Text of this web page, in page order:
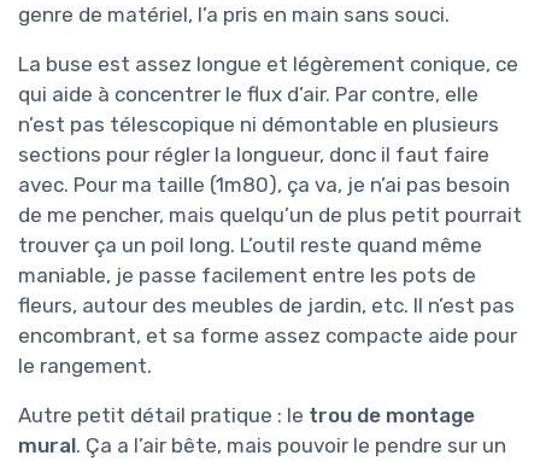
genre de matériel, l’a pris en main sans souci.
La buse est assez longue et légèrement conique, ce
qui aide à concentrer le flux d’air. Par contre, elle
n’est pas télescopique ni démontable en plusieurs
sections pour régler la longueur, donc il faut faire
avec. Pour ma taille (1m80), ça va, je n’ai pas besoin
de me pencher, mais quelqu’un de plus petit pourrait
trouver ça un poil long. L’outil reste quand même
maniable, je passe facilement entre les pots de
fleurs, autour des meubles de jardin, etc. Il n’est pas
encombrant, et sa forme assez compacte aide pour
le rangement.
Autre petit détail pratique : le trou de montage
mural. Ça a l’air bête, mais pouvoir le pendre sur un